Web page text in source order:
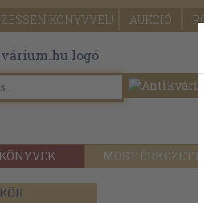
KÖNYVVEL! AUKCIÓ
MOST ÉRKEZETT